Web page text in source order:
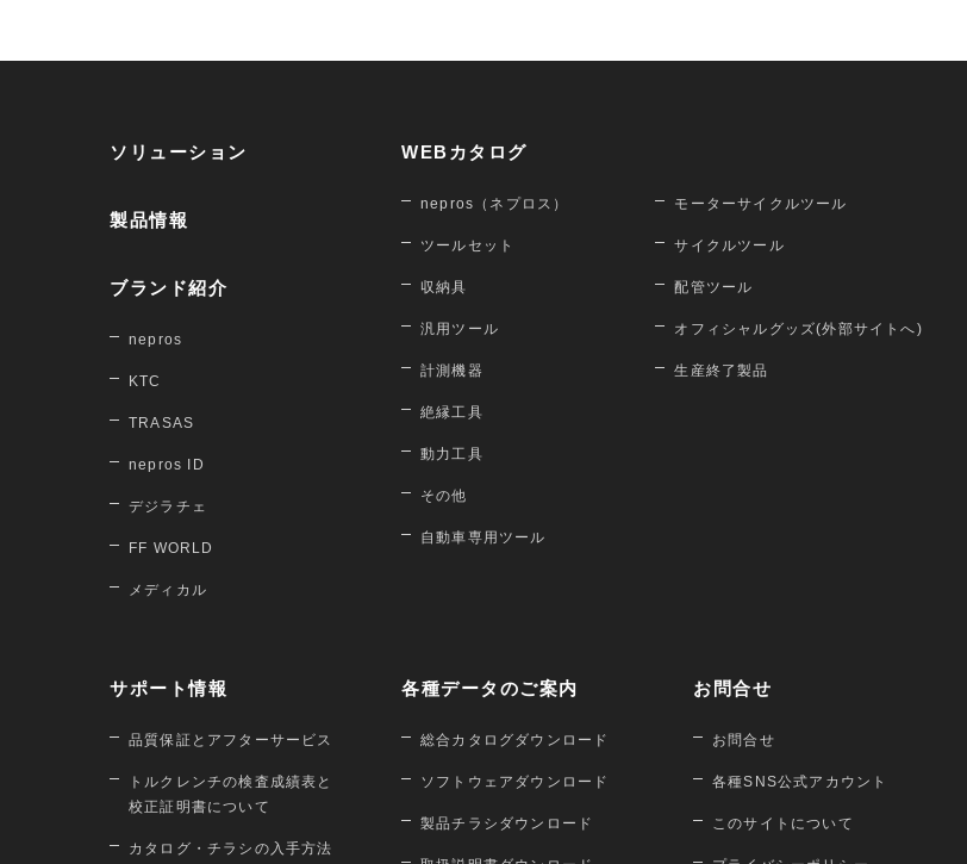
ソリューション
製品情報
ブランド紹介
nepros
KTC
TRASAS
nepros ID
デジラチェ
FF WORLD
メディカル
WEBカタログ
nepros（ネプロス）
ツールセット
収納具
汎用ツール
計測機器
絶縁工具
動力工具
その他
自動車専用ツール
モーターサイクルツール
サイクルツール
配管ツール
オフィシャルグッズ(外部サイトへ)
生産終了製品
サポート情報
品質保証とアフターサービス
トルクレンチの検査成績表と
校正証明書について
カタログ・チラシの入手方法
各種データのご案内
総合カタログダウンロード
ソフトウェアダウンロード
製品チラシダウンロード
お問合せ
お問合せ
各種SNS公式アカウント
このサイトについて